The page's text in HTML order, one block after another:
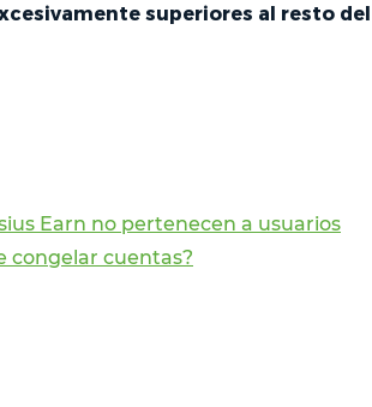
superiores al resto del
Earn no pertenecen a usuarios
congelar cuentas?